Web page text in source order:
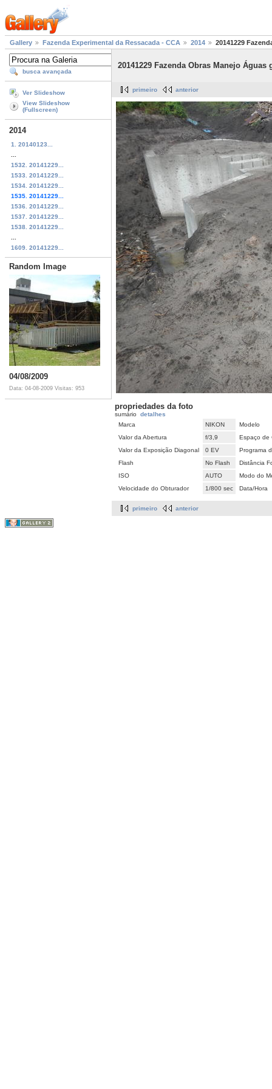
Gallery Fazenda Experimental da Ressacada - CCA 2014 20141229
busca avançada
Ver Slideshow
View Slideshow
(Fullscreen)
2014
1. 20140123...
1532. 20141229...
1533. 20141229...
1534. 20141229...
1535. 20141229...
1536. 20141229...
1537. 20141229...
1538. 20141229...
1609. 20141229...
Random Image
04/08/2009
Data: 04-08-2009 Visitas: 953
20141229 Fazenda Obras Manejo
primeiro anterior
propriedades da foto
sumário detalhes
Marca
NIKON
Modelo
Valor da Abertura
f/3,9
Espaço de
Valor da Exposição Diagonal
0 EV
Programa
Flash
No Flash
Distância
ISO
AUTO
Modo do
Velocidade do Obturador
1/800 sec Data/Hora
primeiro anterior